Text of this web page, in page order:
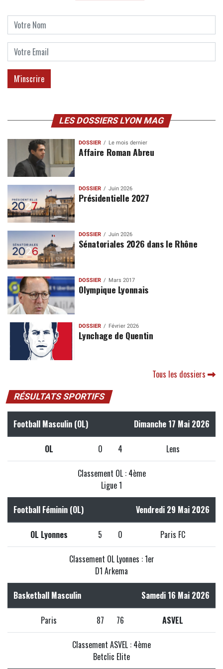
LES DOSSIERS LYON MAG
DOSSIER Le mois dernier
Affaire Roman Abreu
DOSSIER Juin 2026
Présidentielle 2027
DOSSIER Juin 2026
Sénatoriales 2026 dans le Rhône
DOSSIER Mars 2017
Olympique Lyonnais
DOSSIER Février 2026
Lynchage de Quentin
Tous les dossiers
RÉSULTATS SPORTIFS
Football Masculin (OL) Dimanche 17 Mai 2026
OL 0 4 Lens
Classement OL : 4ème
Ligue 1
Football Féminin (OL) Vendredi 29 Mai 2026
OL Lyonnes 5 0 Paris FC
Classement OL Lyonnes : 1er
D1 Arkema
Basketball Masculin Samedi 16 Mai 2026
Paris 87 76 ASVEL
Classement ASVEL : 4ème
Betclic Elite